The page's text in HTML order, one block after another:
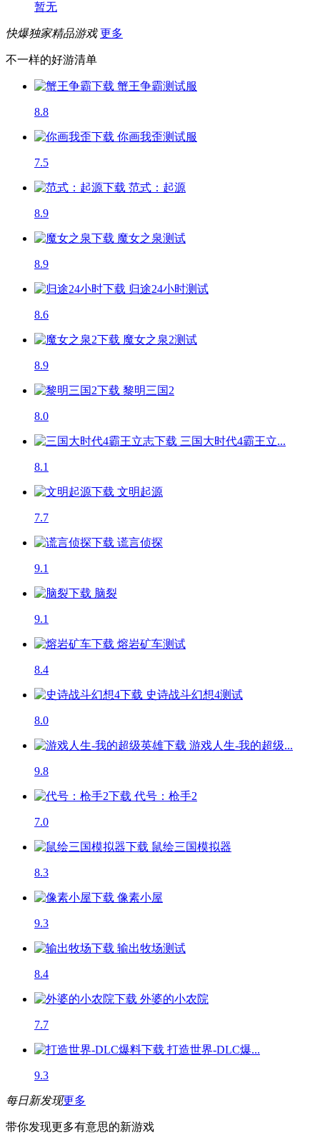
暂无
快爆独家精品游戏 更多
不一样的好游清单
蟹王争霸测试服
8.8
你画我歪测试服
7.5
范式：起源
8.9
魔女之泉测试
8.9
归途24小时测试
8.6
魔女之泉2测试
8.9
黎明三国2
8.0
三国大时代4霸王立...
8.1
文明起源
7.7
谎言侦探
9.1
脑裂
9.1
熔岩矿车测试
8.4
史诗战斗幻想4测试
8.0
游戏人生-我的超级...
9.8
代号：枪手2
7.0
鼠绘三国模拟器
8.3
像素小屋
9.3
输出牧场测试
8.4
外婆的小农院
7.7
打造世界-DLC爆...
9.3
每日新发现更多
带你发现更多有意思的新游戏